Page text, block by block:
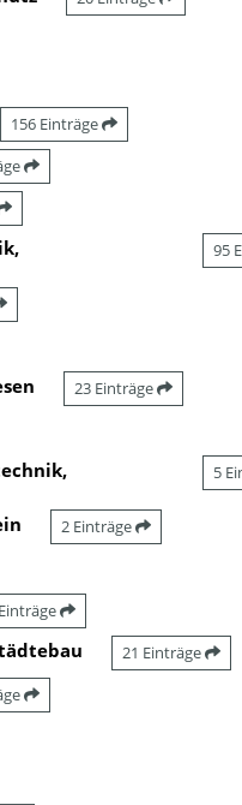
156 Einträge
95
23 Einträge
5
2 Einträge
21 Einträge